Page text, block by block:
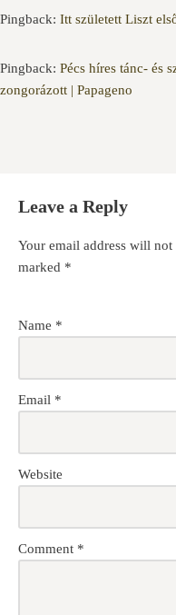
Pingback: Itt született Liszt
Pingback: Pécs híres tánc- és
zongorázott | Papageno
Leave a Reply
Your email address will not
marked *
Name *
Email *
Website
Comment *